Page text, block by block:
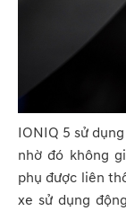
IONIQ 5 sử
nhờ đó không
phụ được liên
xe sử dụng